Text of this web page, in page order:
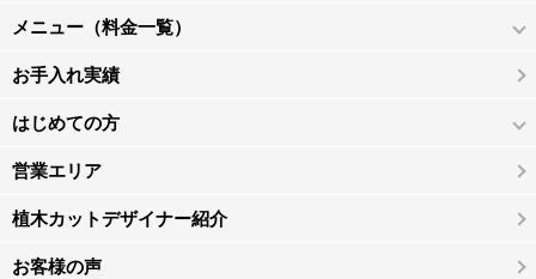
メニュー（料金一覧）
お手入れ実績
はじめての方
営業エリア
植木カットデザイナー紹介
お客様の声